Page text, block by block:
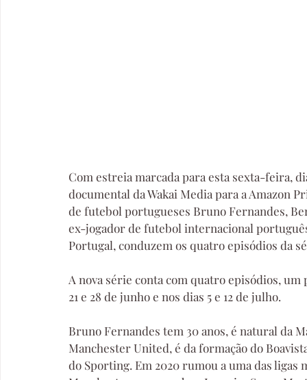
Com estreia marcada para esta sexta-feira,
documental da Wakai Media para a Amazon
de futebol portugueses Bruno Fernandes,
ex-jogador de futebol internacional
Portugal, conduzem os quatro episódios da
A nova série conta com quatro episódios,
21 e 28 de junho e nos dias 5 e 12 de julho.
Bruno Fernandes tem 30 anos, é natural da
Manchester United, é da formação do
do Sporting. Em 2020 rumou a uma das